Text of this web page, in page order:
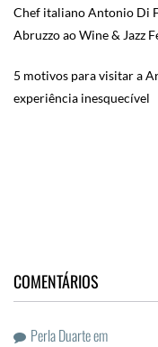
Chef italiano Antonio Di
Abruzzo ao Wine & Jazz
5 motivos para visitar a
experiência inesquecível
COMENTÁRIOS
Perla Duarteem